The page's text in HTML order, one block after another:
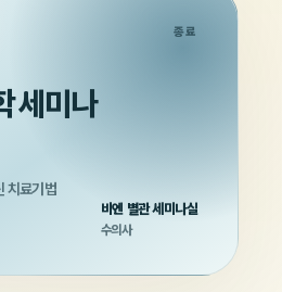
종료
세미나
치료기법
비엔 별관 세미나실
수의사